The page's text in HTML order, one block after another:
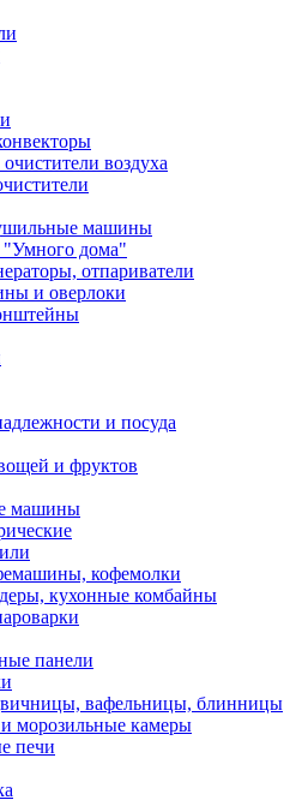
воздуха
машины
"Умного дома"
отпариватели
и оверлоки
и посуда
и фруктов
машины
кофемолки
кухонные комбайны
панели
вафельницы, блинницы
морозильные камеры
печи